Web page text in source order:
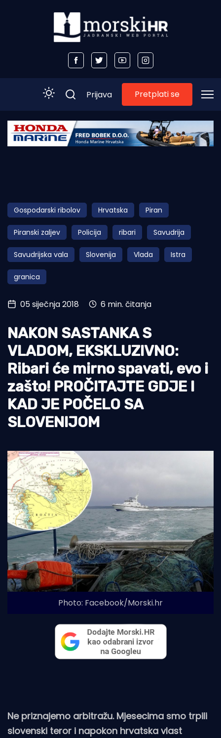
Početna
Obala
Otoci
Turizam i nautika
Pomorstvo
Ribolov
Ekologija
Prijava Pretplati se
Gospodarski ribolov Hrvatska Piran
Piranski zaljev Policija ribari Savudrija
Savudrijska vala Slovenija Vlada Istra
granica
05 siječnja 2018 6 min. čitanja
NAKON SASTANKA S
VLADOM, EKSKLUZIVNO:
Ribari će mirno spavati, evo i
zašto! PROČITAJTE GDJE I
KAD JE POČELO SA
SLOVENIJOM
Photo: Facebook/Morski.hr
Ne priznajemo arbitražu. Mjesecima smo trpili
slovenski teror i napokon hrvatska vlast